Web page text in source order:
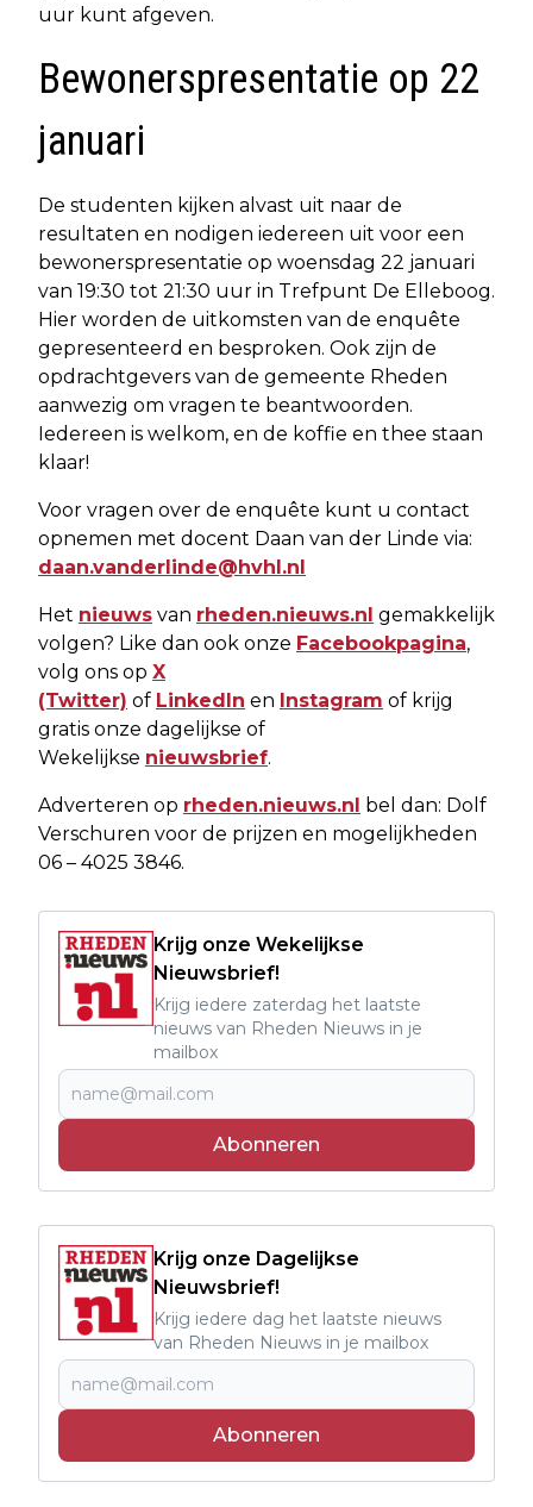
uur kunt afgeven.
Bewonerspresentatie op 22
januari
De studenten kijken alvast uit naar de
resultaten en nodigen iedereen uit voor een
bewonerspresentatie op woensdag 22 januari
van 19:30 tot 21:30 uur in Trefpunt De Elleboog.
Hier worden de uitkomsten van de enquête
gepresenteerd en besproken. Ook zijn de
opdrachtgevers van de gemeente Rheden
aanwezig om vragen te beantwoorden.
Iedereen is welkom, en de koffie en thee staan
klaar!
Voor vragen over de enquête kunt u contact
opnemen met docent Daan van der Linde via:
daan.vanderlinde@hvhl.nl
Het nieuws van rheden.nieuws.nl gemakkelijk
volgen? Like dan ook onze Facebookpagina,
volg ons op X
(Twitter) of LinkedIn en Instagram of krijg
gratis onze dagelijkse of
Wekelijkse nieuwsbrief.
Adverteren op rheden.nieuws.nl bel dan: Dolf
Verschuren voor de prijzen en mogelijkheden
06 – 4025 3846.
Krijg onze Wekelijkse
Nieuwsbrief!
Krijg iedere zaterdag het laatste
nieuws van Rheden Nieuws in je
mailbox
Abonneren
Krijg onze Dagelijkse
Nieuwsbrief!
Krijg iedere dag het laatste nieuws
van Rheden Nieuws in je mailbox
Abonneren